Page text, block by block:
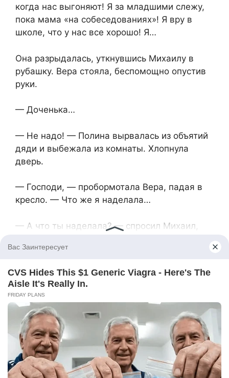
когда нас выгоняют! Я за младшими слежу,
пока мама «на собеседованиях»! Я вру в
школе, что у нас все хорошо! Я…
Она разрыдалась, уткнувшись Михаилу в
рубашку. Вера стояла, беспомощно опустив
руки.
— Доченька…
— Не надо! — Полина вырвалась из объятий
дяди и выбежала из комнаты. Хлопнула
дверь.
— Господи, — пробормотала Вера, падая в
кресло. — Что же я наделала…
— А что ты наделала? — спросил Михаил,
задумаешься?
— О чем?
— О том, что дочь права. Полина в свои
двенадцать более взрослая, чем ты в
тридцать пять.
— Ты тоже будешь меня обвинять? —
всхлипнула Вера. — Думаешь, мне легко